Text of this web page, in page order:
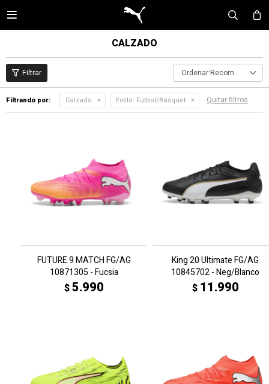

CALZADO
Recomendados
Filtrando por: Calzado Estilo: Fútbol/Básquet Quitar filtros
FUTURE 9 MATCH FG/AG
10871305 - Fucsia
$5.990
King 20 Ultimate FG/AG
10845702 - Neg/Blanco
$ 11.990